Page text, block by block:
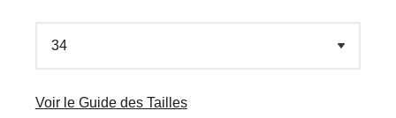
Voir le Guide des Tailles